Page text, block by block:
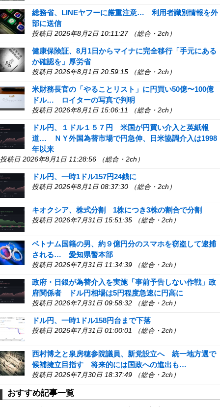
総務省、LINEヤフーに厳重注意… 利用者識別情報を外
部に送信
投稿日 2026年8月2日 10:11:27 （総合・2ch）
健康保険証、8月1日からマイナに完全移行「手元にある
か確認を」厚労省
投稿日 2026年8月1日 20:59:15 （総合・2ch）
米財務長官の「やることリスト」に円買い50億〜100億
ドル… ロイターの写真で判明
投稿日 2026年8月1日 15:06:11 （総合・2ch）
ドル円、１ドル１５７円 米国が円買い介入と英紙報
道… ＮＹ外国為替市場で円急伸、日米協調介入は1998
年以来
投稿日 2026年8月1日 11:28:56 （総合・2ch）
ドル円、一時1ドル157円24銭に
投稿日 2026年8月1日 08:37:30 （総合・2ch）
キオクシア、株式分割 1株につき3株の割合で分割
投稿日 2026年7月31日 15:51:35 （総合・2ch）
ベトナム国籍の男、約９億円分のスマホを窃盗して逮捕
される… 愛知県警本部
投稿日 2026年7月31日 11:34:39 （総合・2ch）
政府・日銀が為替介入を実施「事前予告しない作戦」政
府関係者 ドル円相場は5円程度急速に円高に
投稿日 2026年7月31日 09:58:32 （総合・2ch）
ドル円、一時1ドル158円台まで下落
投稿日 2026年7月31日 01:00:01 （総合・2ch）
西村博之と泉房穂参院議員、新党設立へ 統一地方選で
候補擁立目指す 将来的には国政への進出も…
投稿日 2026年7月30日 18:37:49 （総合・2ch）
おすすめ記事一覧